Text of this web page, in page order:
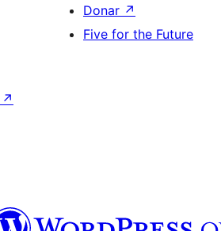
Donar ↗
Five for the Future
↗